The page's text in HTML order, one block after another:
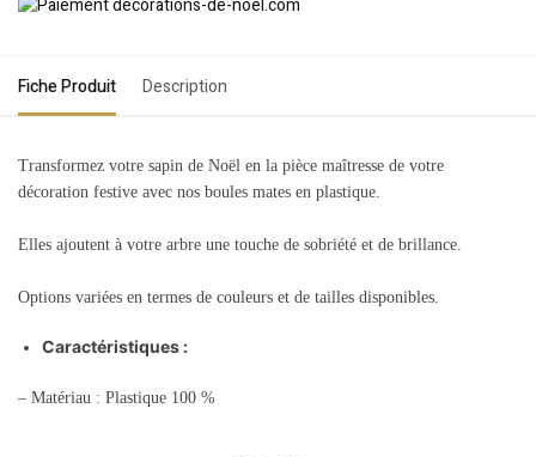
Fiche Produit Description
Transformez votre sapin de Noël en la pièce maîtresse de votre
décoration festive avec nos boules mates en plastique.
Elles ajoutent à votre arbre une touche de sobriété et de brillance.
Options variées en termes de couleurs et de tailles disponibles.
Caractéristiques :
– Matériau : Plastique 100 %